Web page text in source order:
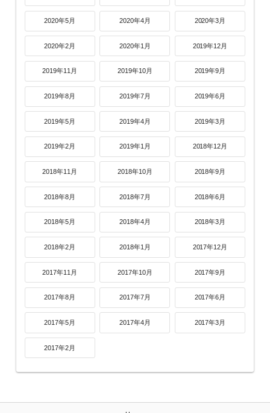
2020年5月 2020年4月 2020年3月
2020年2月 2020年1月 2019年12月
2019年11月 2019年10月 2019年9月
2019年8月 2019年7月 2019年6月
2019年5月 2019年4月 2019年3月
2019年2月 2019年1月 2018年12月
2018年11月 2018年10月 2018年9月
2018年8月 2018年7月 2018年6月
2018年5月 2018年4月 2018年3月
2018年2月 2018年1月 2017年12月
2017年11月 2017年10月 2017年9月
2017年8月 2017年7月 2017年6月
2017年5月 2017年4月 2017年3月
2017年2月